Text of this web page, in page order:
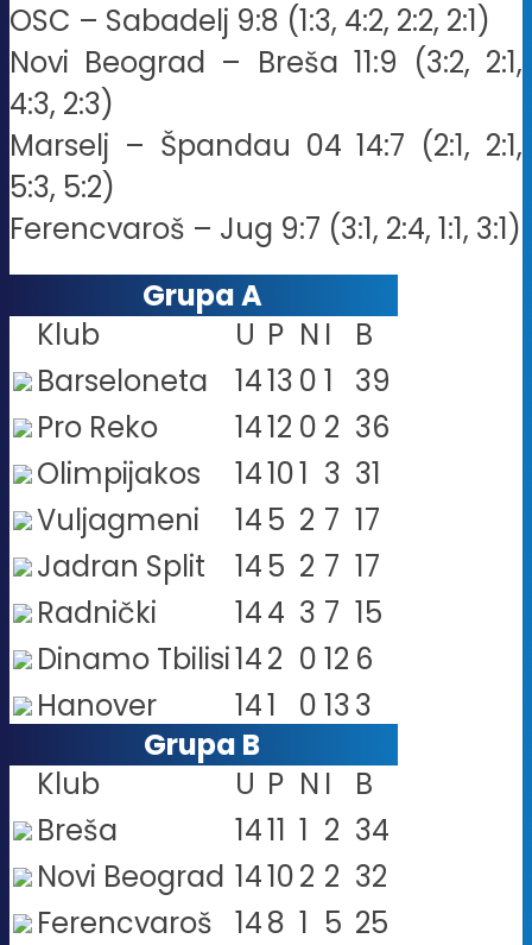
OSC – Sabadelj 9:8 (1:3, 4:2, 2:2, 2:1)
Novi Beograd – Breša 11:9 (3:2, 2:1,
4:3, 2:3)
Marselj – Špandau 04 14:7 (2:1, 2:1,
5:3, 5:2)
Ferencvaroš – Jug 9:7 (3:1, 2:4, 1:1, 3:1)
Grupa A
Klub
U P N I
B
Barseloneta
1413 0 1
39
Pro Reko
1412 0 2 36
Olimpijakos
14101 3 31
Vuljagmeni
145 2 7 17
Jadran Split
145 2 7 17
Radnički
144 3 7 15
Dinamo Tbilisi142 0 12 6
Hanover
141 0 133
Grupa B
Klub
U P N I
B
Breša
1411 1 2 34
Novi Beograd 14102 2 32
Ferencvaroš
148 1 5 25